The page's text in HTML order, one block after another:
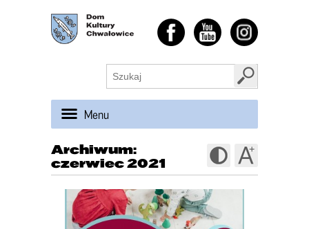
Menu
Archiwum:
czerwiec 2021